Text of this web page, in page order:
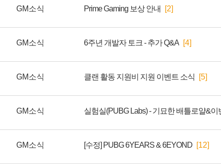
GM소식 Prime Gaming 보상 안내 [2]
GM소식 6주년 개발자 토크 - 추가 Q&A [4]
GM소식 클랜 활동 지원비 지원 이벤트 소식 [5]
GM소식 실험실(PUBG Labs) - 기묘한 배틀로얄&이
GM소식 [수정] PUBG 6YEARS & 6EYOND [12]